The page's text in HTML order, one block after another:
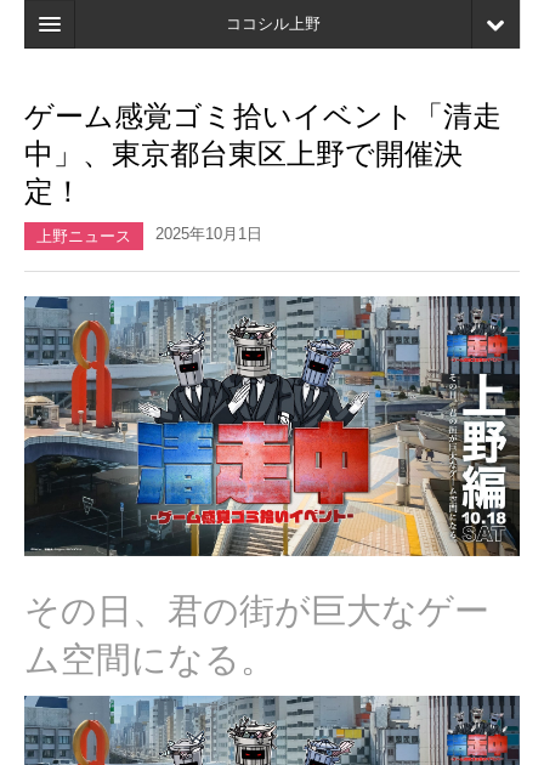
ココシル上野
検索
店舗・施設最新情報
口コミ
マイページ
ブックマーク
ゲーム感覚ゴミ拾いイベント「清走
中」、東京都台東区上野で開催決
定！
上野ニュース 2025年10月1日
その日、君の街が巨大なゲー
ム空間になる。